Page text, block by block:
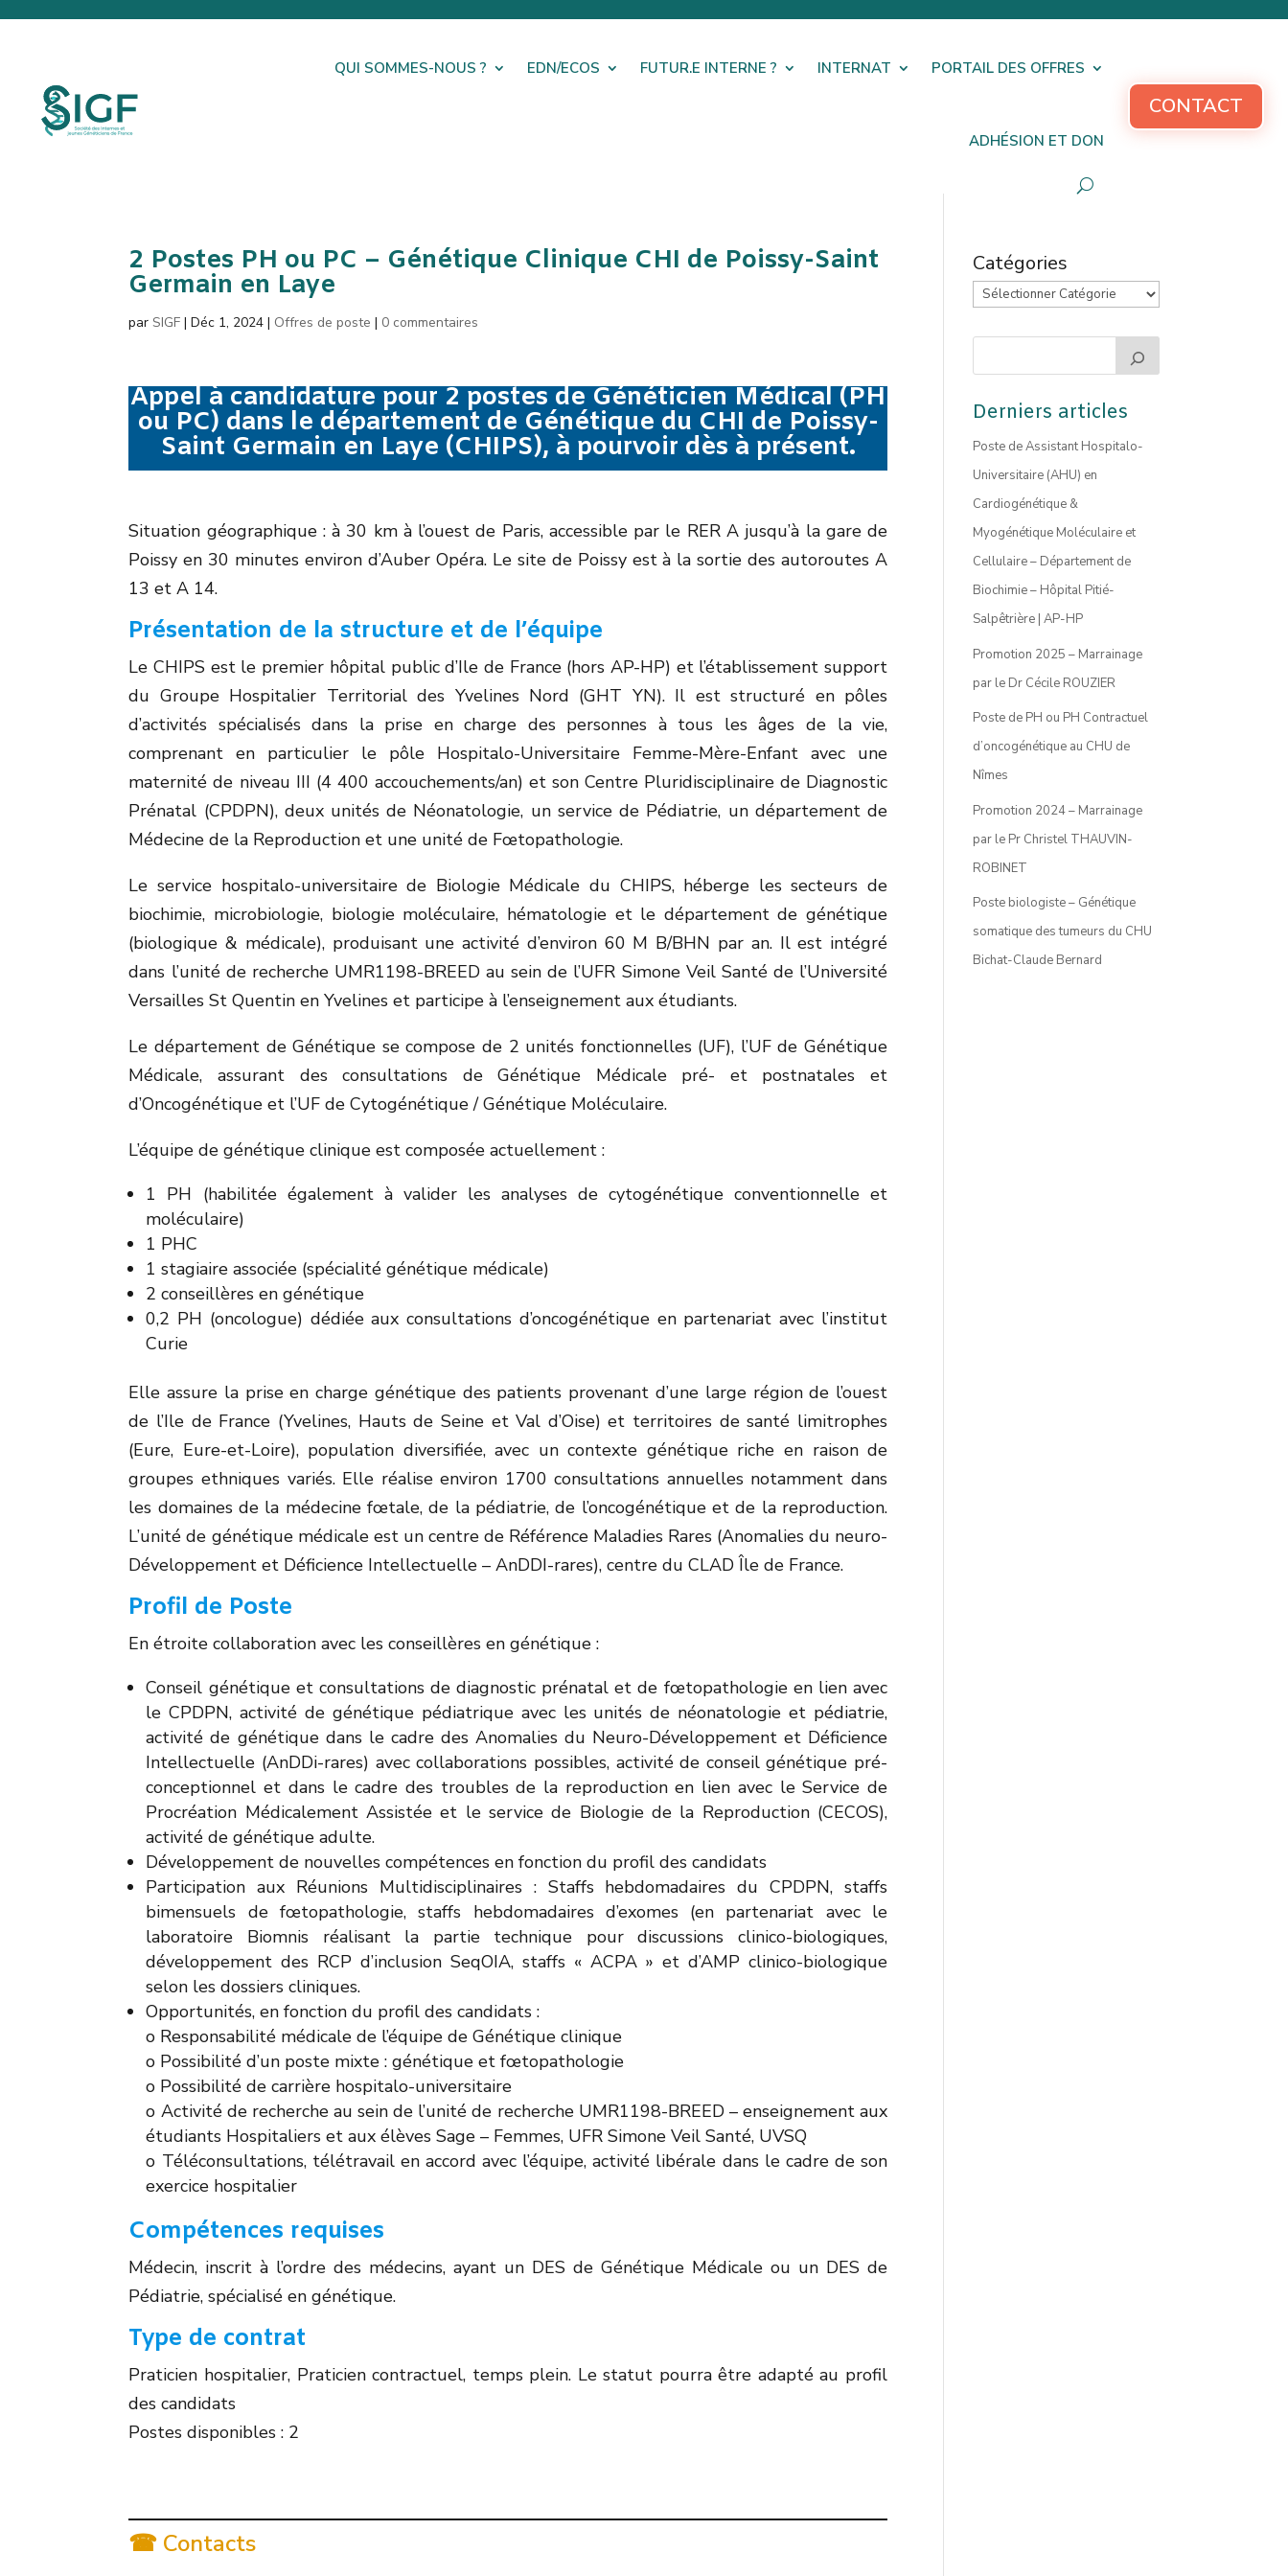
QUI SOMMES-NOUS ? EDN/ECOS FUTUR.E INTERNE ? INTERNAT PORTAIL DES OFFRES
ADHÉSION ET DON
CONTACT
2 Postes PH ou PC – Génétique Clinique CHI de Poissy-Saint
Germain en Laye
parSIGF |Déc 1, 2024 | Offres de poste | 0 commentaires
Appel à candidature pour 2 postes de Généticien Médical (PH
ou PC) dans le département de Génétique du CHI de Poissy-
Saint Germain en Laye (CHIPS), à pourvoir dès à présent.
Situation géographique : à 30 km à l’ouest de Paris, accessible par le RER A jusqu’à la gare de
Poissy en 30 minutes environ d’Auber Opéra. Le site de Poissy est à la sortie des autoroutes A
13 et A 14.
Présentation de la structure et de l’équipe
Le CHIPS est le premier hôpital public d’Ile de France (hors AP-HP) et l’établissement support
du Groupe Hospitalier Territorial des Yvelines Nord (GHT YN). Il est structuré en pôles
d’activités spécialisés dans la prise en charge des personnes à tous les âges de la vie,
comprenant en particulier le pôle Hospitalo-Universitaire Femme-Mère-Enfant avec une
maternité de niveau III (4 400 accouchements/an) et son Centre Pluridisciplinaire de Diagnostic
Prénatal (CPDPN), deux unités de Néonatologie, un service de Pédiatrie, un département de
Médecine de la Reproduction et une unité de Fœtopathologie.
Le service hospitalo-universitaire de Biologie Médicale du CHIPS, héberge les secteurs de
biochimie, microbiologie, biologie moléculaire, hématologie et le département de génétique
(biologique & médicale), produisant une activité d’environ 60 M B/BHN par an. Il est intégré
dans l’unité de recherche UMR1198-BREED au sein de l’UFR Simone Veil Santé de l’Université
Versailles St Quentin en Yvelines et participe à l’enseignement aux étudiants.
Le département de Génétique se compose de 2 unités fonctionnelles (UF), l’UF de Génétique
Médicale, assurant des consultations de Génétique Médicale pré- et postnatales et
d’Oncogénétique et l’UF de Cytogénétique / Génétique Moléculaire.
L’équipe de génétique clinique est composée actuellement :
1 PH (habilitée également à valider les analyses de cytogénétique conventionnelle et
moléculaire)
1 PHC
1 stagiaire associée (spécialité génétique médicale)
2 conseillères en génétique
0,2 PH (oncologue) dédiée aux consultations d’oncogénétique en partenariat avec l’institut
Curie
Elle assure la prise en charge génétique des patients provenant d’une large région de l’ouest
de l’Ile de France (Yvelines, Hauts de Seine et Val d’Oise) et territoires de santé limitrophes
(Eure, Eure-et-Loire), population diversifiée, avec un contexte génétique riche en raison de
groupes ethniques variés. Elle réalise environ 1700 consultations annuelles notamment dans
les domaines de la médecine fœtale, de la pédiatrie, de l’oncogénétique et de la reproduction.
L’unité de génétique médicale est un centre de Référence Maladies Rares (Anomalies du neuro-
Développement et Déficience Intellectuelle – AnDDI-rares), centre du CLAD Île de France.
Profil de Poste
En étroite collaboration avec les conseillères en génétique :
Conseil génétique et consultations de diagnostic prénatal et de fœtopathologie en lien avec
le CPDPN, activité de génétique pédiatrique avec les unités de néonatologie et pédiatrie,
activité de génétique dans le cadre des Anomalies du Neuro-Développement et Déficience
Intellectuelle (AnDDi-rares) avec collaborations possibles, activité de conseil génétique pré-
conceptionnel et dans le cadre des troubles de la reproduction en lien avec le Service de
Procréation Médicalement Assistée et le service de Biologie de la Reproduction (CECOS),
activité de génétique adulte.
Développement de nouvelles compétences en fonction du profil des candidats
Participation aux Réunions Multidisciplinaires : Staffs hebdomadaires du CPDPN, staffs
bimensuels de fœtopathologie, staffs hebdomadaires d’exomes (en partenariat avec le
laboratoire Biomnis réalisant la partie technique pour discussions clinico-biologiques,
développement des RCP d’inclusion SeqOIA, staffs « ACPA » et d’AMP clinico-biologique
selon les dossiers cliniques.
Opportunités, en fonction du profil des candidats :
o Responsabilité médicale de l’équipe de Génétique clinique
o Possibilité d’un poste mixte : génétique et fœtopathologie
o Possibilité de carrière hospitalo-universitaire
o Activité de recherche au sein de l’unité de recherche UMR1198-BREED – enseignement aux
étudiants Hospitaliers et aux élèves Sage – Femmes, UFR Simone Veil Santé, UVSQ
o Téléconsultations, télétravail en accord avec l’équipe, activité libérale dans le cadre de son
exercice hospitalier
Compétences requises
Médecin, inscrit à l’ordre des médecins, ayant un DES de Génétique Médicale ou un DES de
Pédiatrie, spécialisé en génétique.
Type de contrat
Praticien hospitalier, Praticien contractuel, temps plein. Le statut pourra être adapté au profil
des candidats
Postes disponibles : 2
☎ Contacts
Catégories
Derniers articles
Poste de Assistant Hospitalo-
Universitaire (AHU) en
Cardiogénétique &
Myogénétique Moléculaire et
Cellulaire – Département de
Biochimie – Hôpital Pitié-
Salpêtrière | AP-HP
Promotion 2025 – Marrainage
par le Dr Cécile ROUZIER
Poste de PH ou PH Contractuel
d’oncogénétique au CHU de
Nîmes
Promotion 2024 – Marrainage
par le Pr Christel THAUVIN-
ROBINET
Poste biologiste – Génétique
somatique des tumeurs du CHU
Bichat-Claude Bernard